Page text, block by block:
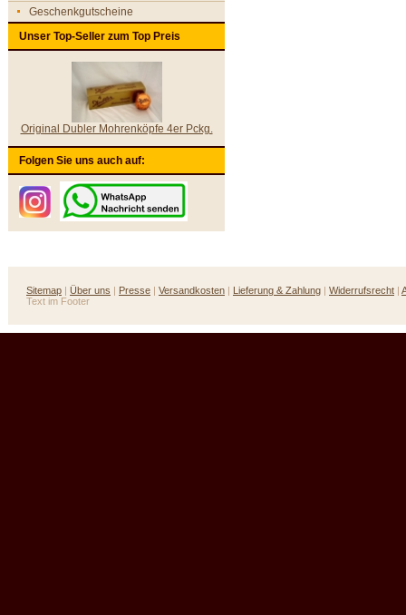
Geschenkgutscheine
Unser Top-Seller zum Top Preis
Original Dubler Mohrenköpfe 4er Pckg.
Folgen Sie uns auch auf:
Sitemap | Über uns | Presse | Versandkosten | Lieferung & Zahlung | Widerrufsrecht |
Text im Footer